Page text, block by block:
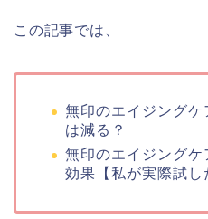
この記事では、
無印のエイジング
は減る？
無印のエイジング
効果【私が実際試し